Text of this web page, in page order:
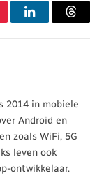
LinkedIn
2014 in mobiele
Android en
zoals WiFi, 5G
leven ook
ontwikkelaar.